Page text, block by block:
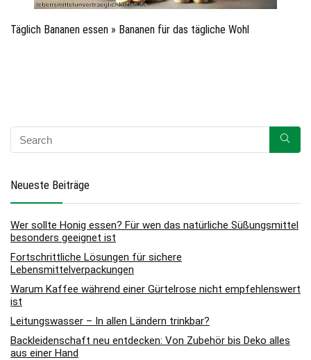
Täglich Bananen essen » Bananen für das tägliche Wohl
Neueste Beiträge
Wer sollte Honig essen? Für wen das natürliche Süßungsmittel
besonders geeignet ist
Fortschrittliche Lösungen für sichere
Lebensmittelverpackungen
Warum Kaffee während einer Gürtelrose nicht empfehlenswert
ist
Leitungswasser – In allen Ländern trinkbar?
Backleidenschaft neu entdecken: Von Zubehör bis Deko alles
aus einer Hand